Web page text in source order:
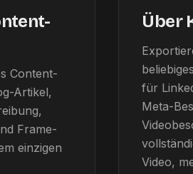
Content-
Artikel,
Frame-
einzigen
Über
für
Meta-
Video,